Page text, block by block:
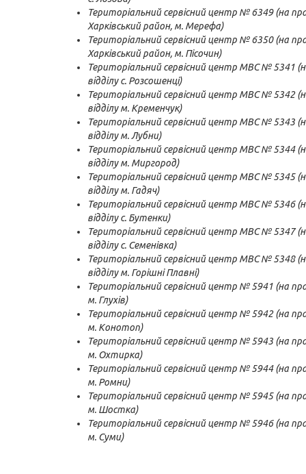
Територіальний сервісний центр № 6349 (на
Харківський район, м. Мерефа)
Територіальний сервісний центр № 6350 (на
Харківський район, м. Пісочин)
Територіальний сервісний центр МВС № 5341
відділу с. Розсошенці)
Територіальний сервісний центр МВС № 5342
відділу м. Кременчук)
Територіальний сервісний центр МВС № 5343
відділу м. Лубни)
Територіальний сервісний центр МВС № 5344
відділу м. Миргород)
Територіальний сервісний центр МВС № 5345
відділу м. Гадяч)
Територіальний сервісний центр МВС № 5346
відділу с. Бутенки)
Територіальний сервісний центр МВС № 5347
відділу с. Семенівка)
Територіальний сервісний центр МВС № 5348
відділу м. Горішні Плавні)
Територіальний сервісний центр № 5941 (на
м. Глухів)
Територіальний сервісний центр № 5942 (на
м. Конотоп)
Територіальний сервісний центр № 5943 (на
м. Охтирка)
Територіальний сервісний центр № 5944 (на
м. Ромни)
Територіальний сервісний центр № 5945 (на
м. Шостка)
Територіальний сервісний центр № 5946 (на
м. Суми)